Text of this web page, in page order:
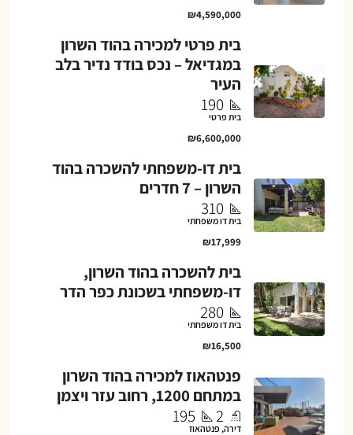
₪4,590,000
בית פרטי למכירה בהוד השרון
במגדיאל – נכס בודד נדיר בלב
העיר
190
בית פרטי
₪6,600,000
בית דו-משפחתי להשכרה בהוד
השרון – 7 חדרים
310
בית דו משפחתי
₪17,999
בית להשכרה בהוד השרון,
דו-משפחתי בשכונת כפר הדר
280
בית דו משפחתי
₪16,500
פנטהאוז למכירה בהוד השרון
במתחם 1200, רחוב עזר ויצמן
2
195
דירה, פנטהאוז